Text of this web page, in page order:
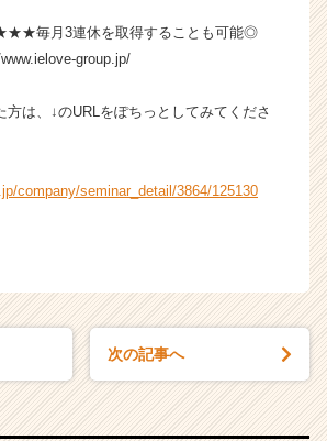
毎月3連休を取得することも可能◎
group.jp/
方は、↓のURLをぽちっとしてみてくださ
company/seminar_detail/3864/125130
次の記事へ